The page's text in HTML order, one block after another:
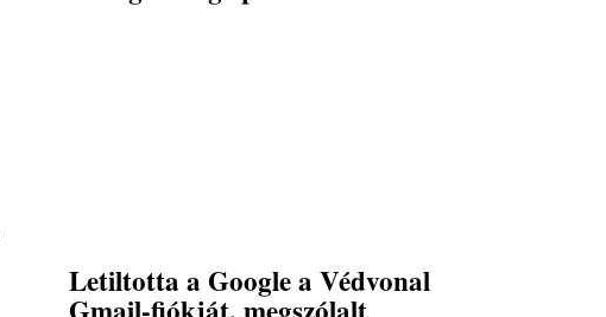
Letiltotta a Google a Védvonal